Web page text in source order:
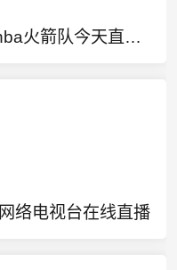
nba火箭队今天直播视频
网络电视台在线直播